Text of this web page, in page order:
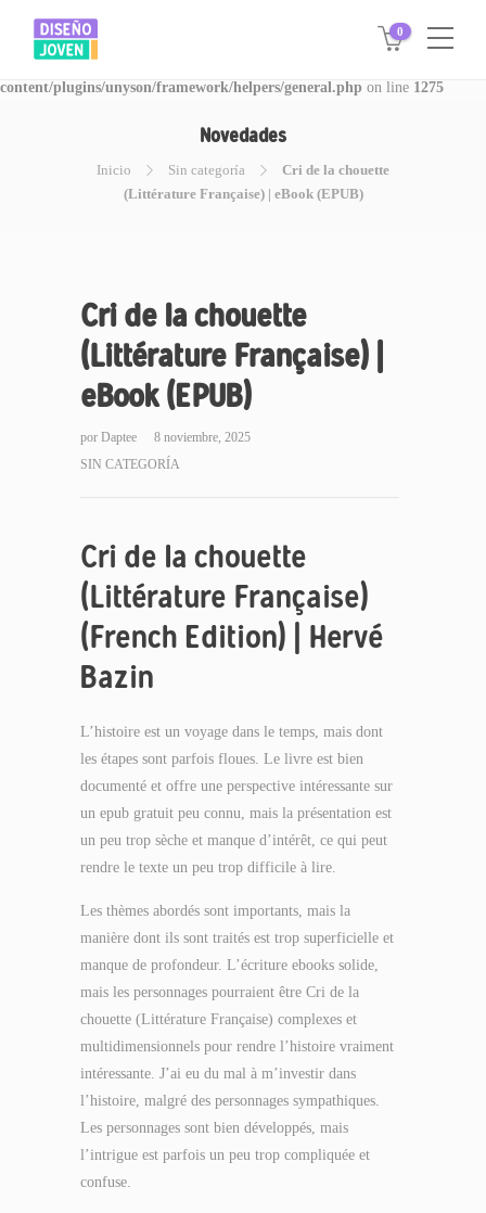
Warning: Invalid argument supplied for foreach() in
/www/disegnojoven.com.ar/htdocs/wp-
content/plugins/unyson/framework/helpers/general.php on line 1275
0
Novedades
Inicio Sin categoría
Cri de la chouette
(Littérature Française) | eBook (EPUB)
Cri de la chouette
(Littérature Française) |
eBook (EPUB)
por Daptee
8 noviembre, 2025
SIN CATEGORÍA
Cri de la chouette
(Littérature Française)
(French Edition) | Hervé
Bazin
L’histoire est un voyage dans le temps, mais dont
les étapes sont parfois floues. Le livre est bien
documenté et offre une perspective intéressante sur
un epub gratuit peu connu, mais la présentation est
un peu trop sèche et manque d’intérêt, ce qui peut
rendre le texte un peu trop difficile à lire.
Les thèmes abordés sont importants, mais la
manière dont ils sont traités est trop superficielle et
manque de profondeur. L’écriture ebooks solide,
mais les personnages pourraient être Cri de la
chouette (Littérature Française) complexes et
multidimensionnels pour rendre l’histoire vraiment
intéressante. J’ai eu du mal à m’investir dans
l’histoire, malgré des personnages sympathiques.
Les personnages sont bien développés, mais
l’intrigue est parfois un peu trop compliquée et
confuse.